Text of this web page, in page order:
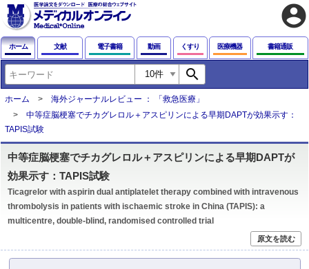
account_circle
ホーム 文献 電子書籍 動画 くすり 医療機器 書籍通販
search
ホーム
海外ジャーナルレビュー ： 「救急医療」
中等症脳梗塞でチカグレロル＋アスピリンによる早期DAPTが効果示す：
TAPIS試験
中等症脳梗塞でチカグレロル＋アスピリンによる早期DAPTが
効果示す：TAPIS試験
Ticagrelor with aspirin dual antiplatelet therapy combined with intravenous
thrombolysis in patients with ischaemic stroke in China (TAPIS): a
multicentre, double-blind, randomised controlled trial
原文を読む